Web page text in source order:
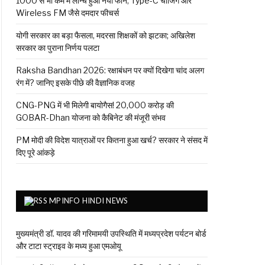
Wireless FM जैसे दमदार फीचर्स
योगी सरकार का बड़ा फैसला, मदरसा शिक्षकों को झटका; अखिलेश
सरकार का पुराना निर्णय पलटा
Raksha Bandhan 2026: रक्षाबंधन पर क्यों दिखेगा चांद अलग
रंग में? जानिए इसके पीछे की वैज्ञानिक वजह
CNG-PNG में भी मिलेगी बायोगैस! ₹20,000 करोड़ की
GOBAR-Dhan योजना को कैबिनेट की मंजूरी संभव
PM मोदी की विदेश यात्राओं पर कितना हुआ खर्च? सरकार ने संसद में
दिए पूरे आंकड़े
MPINFO HINDI NEWS
मुख्यमंत्री डॉ. यादव की गरिमामयी उपस्थिति में मध्यप्रदेश पर्यटन बोर्ड
और टाटा स्ट्राइव के मध्य हुआ एमओयू